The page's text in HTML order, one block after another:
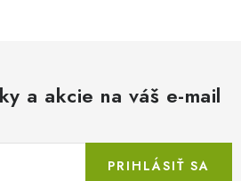
a akcie na váš e-mail
PRIHLÁSIŤ SA